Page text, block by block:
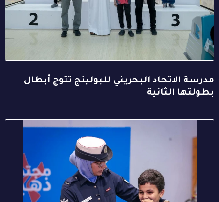
مدرسة الاتحاد البحريني للبولينج تتوج أبطال
بطولتها الثانية